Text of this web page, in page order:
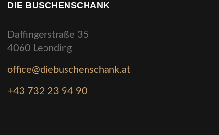
DIE BUSCHENSCHANK
Daffingerstraße 35
4060 Leonding
office@diebuschenschank.at
+43 732 23 94 90